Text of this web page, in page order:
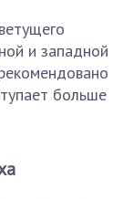
и западной
больше